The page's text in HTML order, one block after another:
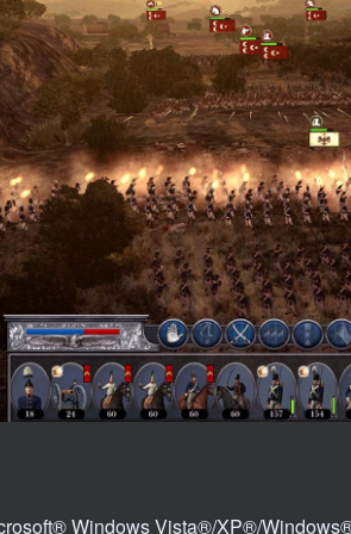
Windows Vista®/XP®/